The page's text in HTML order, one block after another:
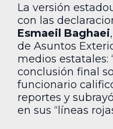
La versión
con las
Esmaeil Baghaei
de Asuntos
medios estatales:
conclusión final
funcionario
reportes y
en sus “líneas